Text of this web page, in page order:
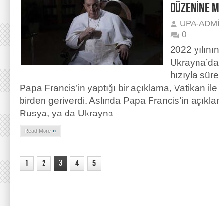
DÜZENİNE
UPA-
0
2022
hızıyla
Papa Francis’in yaptığı bir açıklama, Vatikan
birden geriverdi. Aslında Papa Francis’in
Rusya, ya da Ukrayna
Read More »
1 2 3 4 5